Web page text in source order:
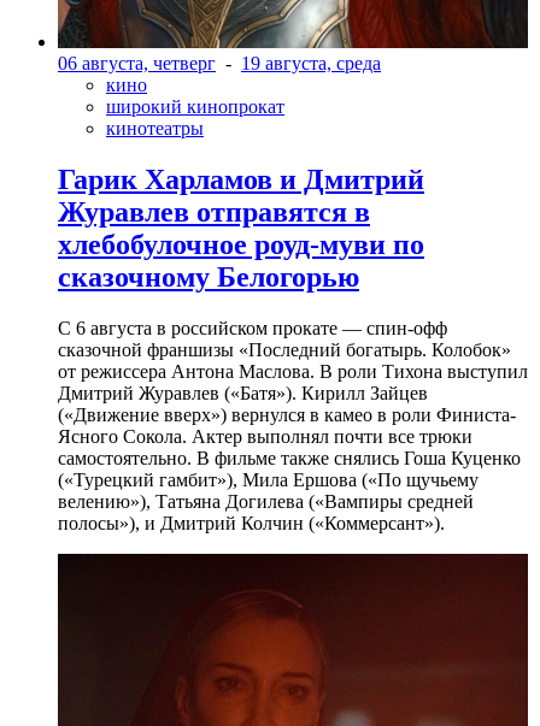
06 августа, четверг - 19 августа, среда
кино
широкий кинопрокат
кинотеатры
Гарик Харламов и Дмитрий
Журавлев отправятся в
хлебобулочное роуд-муви по
сказочному Белогорью
С 6 августа в российском прокате — спин-офф
сказочной франшизы «Последний богатырь. Колобок»
от режиссера Антона Маслова. В роли Тихона выступил
Дмитрий Журавлев («Батя»). Кирилл Зайцев
(«Движение вверх») вернулся в камео в роли Финиста-
Ясного Сокола. Актер выполнял почти все трюки
самостоятельно. В фильме также снялись Гоша Куценко
(«Турецкий гамбит»), Мила Ершова («По щучьему
велению»), Татьяна Догилева («Вампиры средней
полосы»), и Дмитрий Колчин («Коммерсант»).